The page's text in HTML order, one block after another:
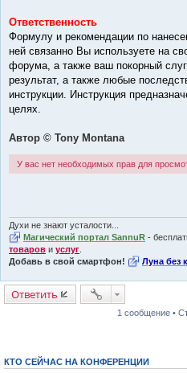
Ответственность
Формулу и рекомендации по
ней связанно Вы используете на
форума, а также ваш покорный
результат, а также любые
инструкции. Инструкция
целях.
Автор © Tony Montana
У вас нет необходимых прав для
Духи не знают усталости...
Магический портал SannuR -
товаров и услуг
Добавь в свой смартфон!
Луна без
Ответить
1 сообщение •
КТО СЕЙЧАС НА КОНФЕРЕНЦИИ